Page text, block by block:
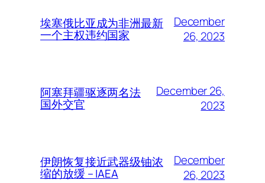
埃塞俄比亚成为非洲最新
一个主权违约国家
December
26, 2023
阿塞拜疆驱逐两名法
国外交官
December 26,
2023
伊朗恢复接近武器级铀浓
缩的放缓 – IAEA
December
26, 2023